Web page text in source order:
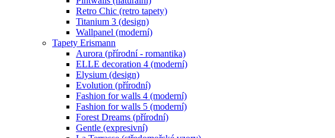
Retro Chic (retro tapety)
Titanium 3 (design)
Wallpanel (moderní)
Tapety Erismann
Aurora (přírodní - romantika)
ELLE decoration 4 (moderní)
Elysium (design)
Evolution (přírodní)
Fashion for walls 4 (moderní)
Fashion for walls 5 (moderní)
Forest Dreams (přírodní)
Gentle (expresivní)